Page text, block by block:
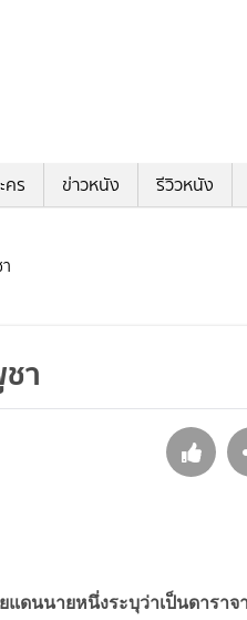
คร ข่าวหนัง รีวิวหนัง
า
แดนนายหนึ่งระบุว่าเป็นดาราจ